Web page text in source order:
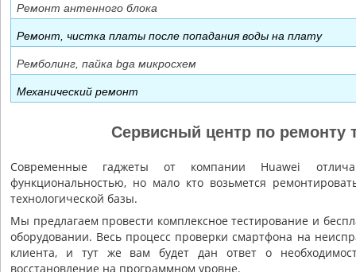
Ремонт антенного блока
Ремонт, чистка платы после попадания воды на плату
Ремболинг, пайка bga микросхем
Механический ремонт
Сервисный центр по ремонту
Современные гаджеты от компании Huawei
функциональностью, но мало кто возьмется
технологической базы.
Мы предлагаем провести комплексное тестирование и
оборудовании. Весь процесс проверки смартфона на
клиента, и тут же вам будет дан ответ о
восстановление на программном уровне.